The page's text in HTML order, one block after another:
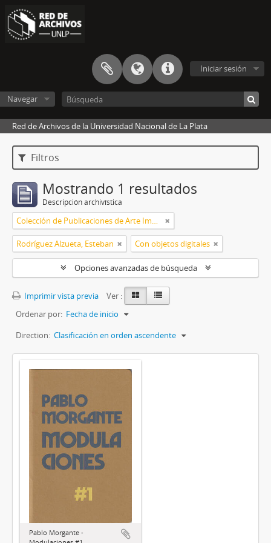
Iniciar sesión
Navegar
Red de Archivos de la Universidad Nacional de La Plata
Filtros
Mostrando 1 resultados
Descripción archivística
Colección de Publicaciones de Arte Impreso
Rodríguez Alzueta, Esteban Con objetos digitales
Opciones avanzadas de búsqueda
Imprimir vista previa
Ver :
Ordenar por: Fecha de inicio
Direction: Clasificación en orden ascendente
Pablo Morgante -